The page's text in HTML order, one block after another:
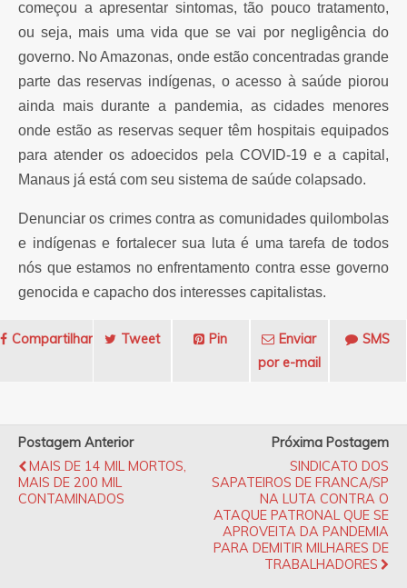
começou a apresentar sintomas, tão pouco tratamento,
ou seja, mais uma vida que se vai por negligência do
governo. No Amazonas, onde estão concentradas grande
parte das reservas indígenas, o acesso à saúde piorou
ainda mais durante a pandemia, as cidades menores
onde estão as reservas sequer têm hospitais equipados
para atender os adoecidos pela COVID-19 e a capital,
Manaus já está com seu sistema de saúde colapsado.
Denunciar os crimes contra as comunidades quilombolas
e indígenas e fortalecer sua luta é uma tarefa de todos
nós que estamos no enfrentamento contra esse governo
genocida e capacho dos interesses capitalistas.
Compartilhar Tweet Pin
Enviar
por e-mail
SMS
Postagem Anterior
MAIS DE 14 MIL MORTOS,
MAIS DE 200 MIL
CONTAMINADOS
Próxima Postagem
SINDICATO DOS
SAPATEIROS DE FRANCA/SP
NA LUTA CONTRA O
ATAQUE PATRONAL QUE SE
APROVEITA DA PANDEMIA
PARA DEMITIR MILHARES DE
TRABALHADORES